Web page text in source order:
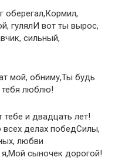
гулялИ вот ты вырос,
сильный,
мой, обниму,Ты будь
тебя люблю!
и двадцать лет!
всех делах победСилы,
любви
сыночек дорогой!